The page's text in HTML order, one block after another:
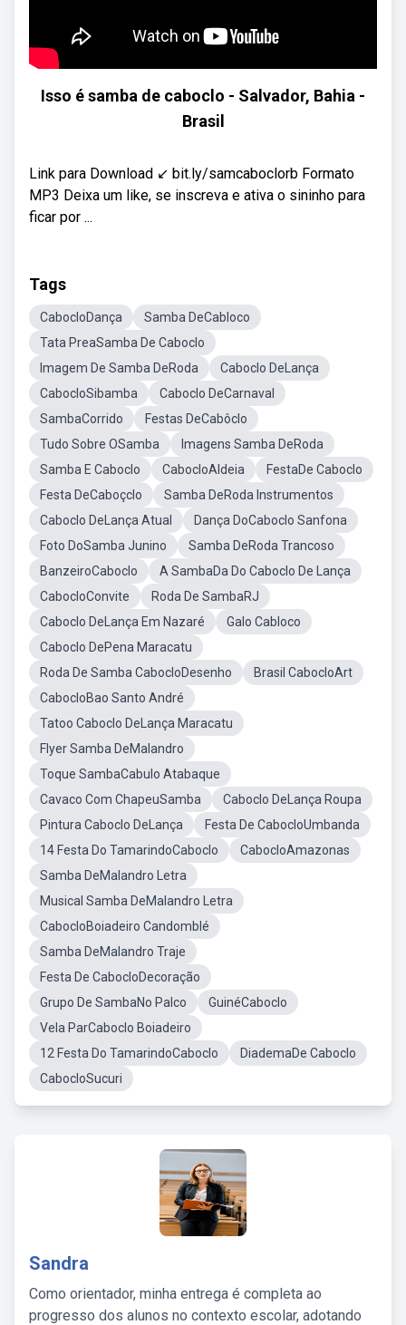
Isso é samba de caboclo - Salvador, Bahia -
Brasil
Link para Download ↙️ bit.ly/samcaboclorb Formato
MP3 Deixa um like, se inscreva e ativa o sininho para
ficar por ...
Tags
CabocloDança
Samba DeCabloco
Tata PreaSamba De Caboclo
Imagem De Samba DeRoda
Caboclo DeLança
CabocloSibamba
Caboclo DeCarnaval
SambaCorrido
Festas DeCabôclo
Tudo Sobre OSamba
Imagens Samba DeRoda
Samba E Caboclo
CabocloAldeia
FestaDe Caboclo
Festa DeCaboçclo
Samba DeRoda Instrumentos
Caboclo DeLança Atual
Dança DoCaboclo Sanfona
Foto DoSamba Junino
Samba DeRoda Trancoso
BanzeiroCaboclo
A SambaDa Do Caboclo De Lança
CabocloConvite
Roda De SambaRJ
Caboclo DeLança Em Nazaré
Galo Cabloco
Caboclo DePena Maracatu
Roda De Samba CabocloDesenho
Brasil CabocloArt
CabocloBao Santo André
Tatoo Caboclo DeLança Maracatu
Flyer Samba DeMalandro
Toque SambaCabulo Atabaque
Cavaco Com ChapeuSamba
Caboclo DeLança Roupa
Pintura Caboclo DeLança
Festa De CabocloUmbanda
14 Festa Do TamarindoCaboclo
CabocloAmazonas
Samba DeMalandro Letra
Musical Samba DeMalandro Letra
CabocloBoiadeiro Candomblé
Samba DeMalandro Traje
Festa De CabocloDecoração
Grupo De SambaNo Palco
GuinéCaboclo
Vela ParCaboclo Boiadeiro
12 Festa Do TamarindoCaboclo
DiademaDe Caboclo
CabocloSucuri
Sandra
Como orientador, minha entrega é completa ao
progresso dos alunos no contexto escolar, adotando